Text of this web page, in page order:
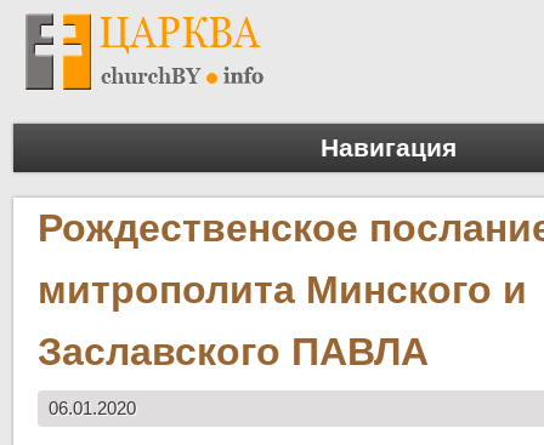
Навигация
Рождественское
митрополита Минского и
Заславского ПАВЛА
06.01.2020